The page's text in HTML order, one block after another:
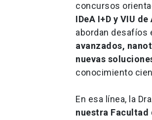
concursos
IDeA I+D y VIU de
abordan desafíos
avanzados,
nuevas
conocimiento
En esa línea, la
nuestra Facultad